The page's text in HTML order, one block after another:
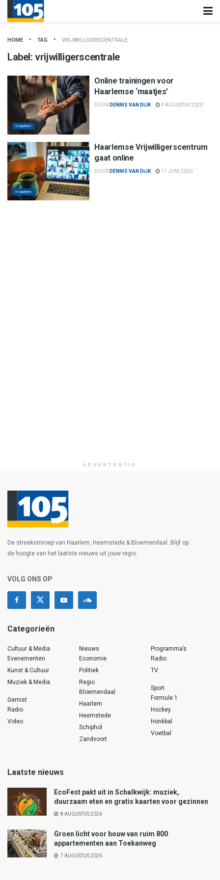
HOME TAG VRIJWILLIGERSCENTRALE
Label:vrijwilligerscentrale
Haarlem
Online trainingen voor
Haarlemse ‘maatjes’
DOOR DENNIS VAN DIJK 4 AUGUSTUS 2020
Haarlem
Haarlemse Vrijwilligerscentrum
gaat online
DOOR DENNIS VAN DIJK 11 JUNI 2020
ADVERTENTIE
De streekomroep van Haarlem, Heemstede & Bloemendaal. Blijf op
de hoogte van het laatste nieuws uit jouw regio.
VOLG ONS OP
Categorieën
Cultuur & Media
Evenementen
Kunst & Cultuur
Muziek & Media
Gemist
Radio
Video
Nieuws
Economie
Politiek
Regio
Bloemendaal
Haarlem
Heemstede
Schiphol
Zandvoort
Programma’s
Radio
TV
Sport
Formule 1
Hockey
Honkbal
Voetbal
Laatste nieuws
EcoFest pakt uit in Schalkwijk: muziek,
duurzaam eten en gratis kaarten voor gezinnen
8 AUGUSTUS 2026
Groen licht voor bouw van ruim 800
appartementen aan Toekanweg
7 AUGUSTUS 2026